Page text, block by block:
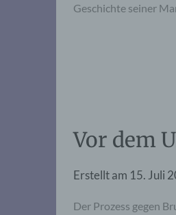
Geschichte seiner
Vor dem
Erstellt am 15. Juli
Der Prozess gegen